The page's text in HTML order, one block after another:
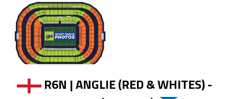
R6N | ANGLIE (RED & WHITES) -